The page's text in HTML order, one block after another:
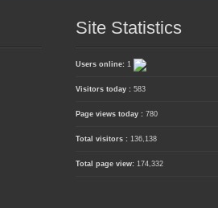
Site Statistics
Users online: 1
Visitors today : 583
Page views today : 780
Total visitors : 136,138
Total page view: 174,332